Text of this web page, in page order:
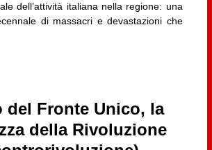
dell’attività italiana nella regione: una
di massacri e devastazioni che
del Fronte Unico, la
della Rivoluzione